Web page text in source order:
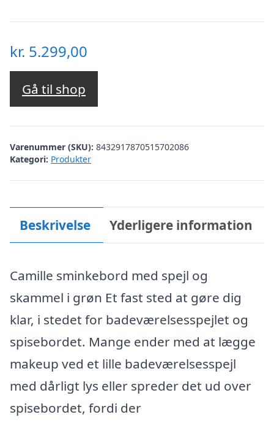
kr. 5.299,00
Gå til shop
Varenummer (SKU): 8432917870515702086
Kategori: Produkter
Beskrivelse Yderligere information
Camille sminkebord med spejl og
skammel i grøn Et fast sted at gøre dig
klar, i stedet for badeværelsesspejlet og
spisebordet. Mange ender med at lægge
makeup ved et lille badeværelsesspejl
med dårligt lys eller spreder det ud over
spisebordet, fordi der